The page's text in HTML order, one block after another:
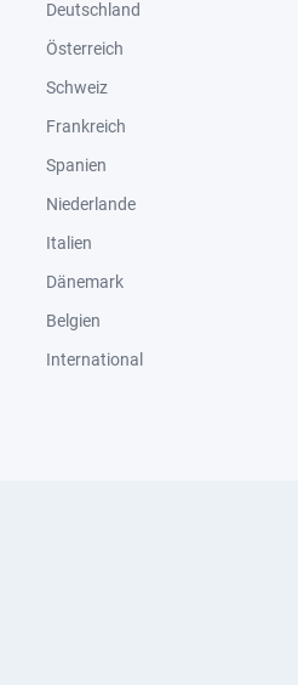
Deutschland
Österreich
Schweiz
Frankreich
Spanien
Niederlande
Italien
Dänemark
Belgien
International